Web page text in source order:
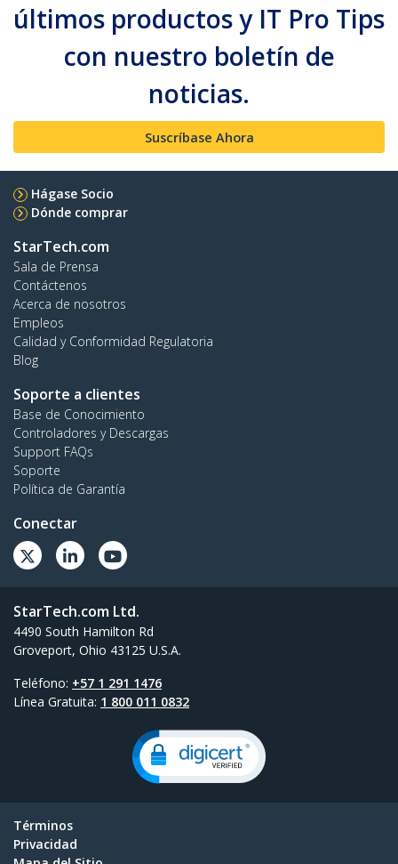
últimos productos y IT Pro Tips
con nuestro boletín de
noticias.
Suscríbase Ahora
Hágase Socio
Dónde comprar
StarTech.com
Sala de Prensa
Contáctenos
Acerca de nosotros
Empleos
Calidad y Conformidad Regulatoria
Blog
Soporte a clientes
Base de Conocimiento
Controladores y Descargas
Support FAQs
Soporte
Política de Garantía
Conectar
StarTech.com Ltd.
4490 South Hamilton Rd
Groveport, Ohio 43125 U.S.A.
Teléfono: +57 1 291 1476
Línea Gratuita: 1 800 011 0832
Términos
Privacidad